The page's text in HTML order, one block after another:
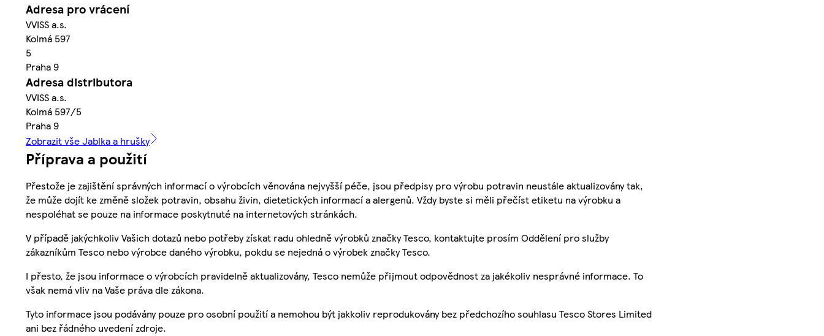
Adresa pro vrácení
VVISS a.s.
Kolmá 597
5
Praha 9
Adresa distributora
VVISS a.s.
Kolmá 597/5
Praha 9
Zobrazit vše Jablka a hrušky
Příprava a použití
Přestože je zajištění správných informací o výrobcích věnována nejvyšší péče, jsou předpisy pro výrobu potravin neustále aktualizovány tak,
že může dojít ke změně složek potravin, obsahu živin, dietetických informací a alergenů. Vždy byste si měli přečíst etiketu na výrobku a
nespoléhat se pouze na informace poskytnuté na internetových stránkách.
V případě jakýchkoliv Vašich dotazů nebo potřeby získat radu ohledně výrobků značky Tesco, kontaktujte prosím Oddělení pro služby
zákazníkům Tesco nebo výrobce daného výrobku, pokdu se nejedná o výrobek značky Tesco.
I přesto, že jsou informace o výrobcích pravidelně aktualizovány, Tesco nemůže přijmout odpovědnost za jakékoliv nesprávné informace. To
však nemá vliv na Vaše práva dle zákona.
Tyto informace jsou podávány pouze pro osobní použití a nemohou být jakkoliv reprodukovány bez předchozího souhlasu Tesco Stores Limited
ani bez řádného uvedení zdroje.